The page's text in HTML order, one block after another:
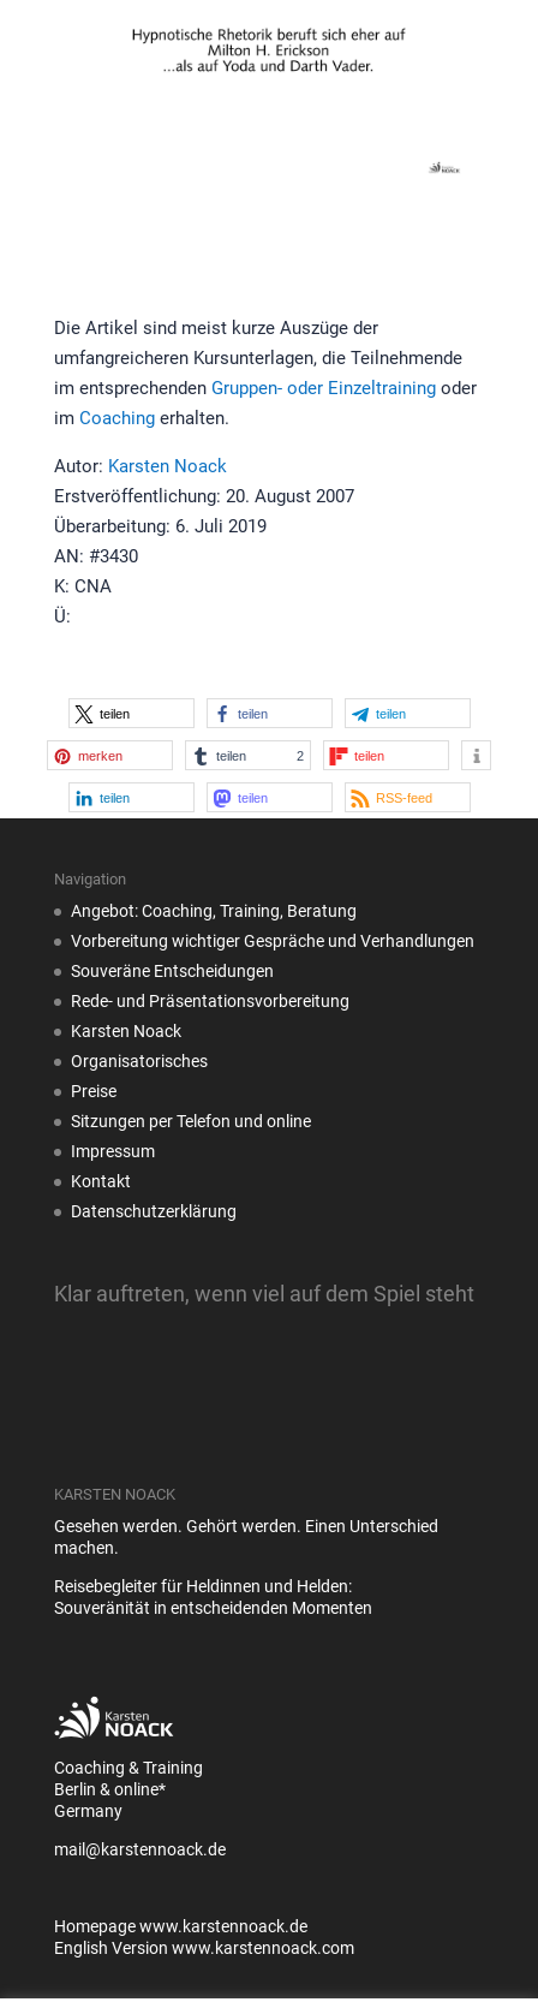
Die Artikel sind meist kurze Auszüge der
umfangreicheren Kursunterlagen, die Teilnehmende
im entsprechenden Gruppen- oder Einzeltrainingoder
im Coachingerhalten.
Autor: Karsten Noack
Erstveröffentlichung: 20. August 2007
Überarbeitung: 6. Juli 2019
AN: #3430
K: CNA
Ü:
teilen teilen teilen
merken teilen 2 teilen
teilen teilen RSS-feed
Navigation
Angebot: Coaching, Training, Beratung
Vorbereitung wichtiger Gespräche und Verhandlungen
Souveräne Entscheidungen
Rede- und Präsentationsvorbereitung
Karsten Noack
Organisatorisches
Preise
Sitzungen per Telefon und online
Impressum
Kontakt
Datenschutzerklärung
Klar auftreten, wenn viel auf dem Spiel steht
KARSTEN NOACK
Gesehen werden. Gehört werden. Einen Unterschied
machen.
Reisebegleiter für Heldinnen und Helden:
Souveränität in entscheidenden Momenten
Coaching & Training
Berlin & online*
Germany
mail@karstennoack.de
Homepagewww.karstennoack.de
English Version www.karstennoack.com